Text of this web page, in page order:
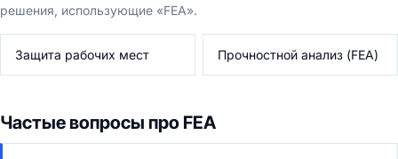
решения, использующие «FEA».
Защита рабочих мест Прочностной анализ (FEA)
Частые вопросы про FEA